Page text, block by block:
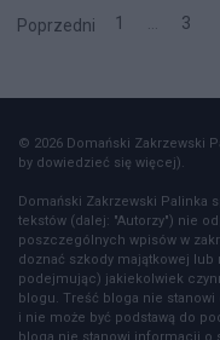
Poprzedni 1 3
© 2026 Domański Zakrzewski
by dowiedzieć się więcej).
Domański Zakrzewski Palinka
tekstów (dalej: "Autorzy") nie
poszczególnych wpisów w
doznać szkody majątkowej
podejmując) jakiekolwiek
blogu. Treść bloga nie
i nie może być podstawą do